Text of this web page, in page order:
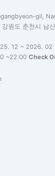
gil,
원도 춘천시 남
12 ~ 2026. 02
~22:00Check